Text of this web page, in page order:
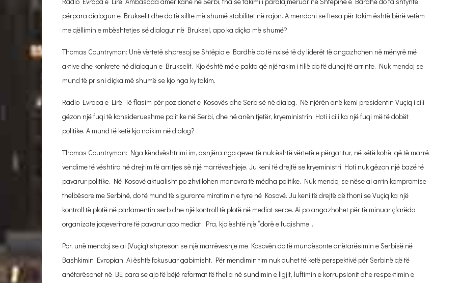
përpara dialogun e Brukselit dhe do të sillte më shumë stabilitet në rajon. A mendoni se ftesa për takim është bërë vetëm
me qëllimin e mbështetjes së dialogut në Bruksel, apo ka diçka më shumë?
Thomas Countryman: Unë vërtetë shpresoj se Shtëpia e Bardhë do të nxisë të dy liderët të angazhohen në mënyrë më
aktive dhe konkrete në dialogun e Brukselit. Kjo është më e pakta që një takim i tillë do të duhej të arrinte. Nuk mendoj se
mund të prisni diçka më shumë se kjo nga ky takim.
Radio Evropa e Lirë: Të flasim për pozicionet e Kosovës dhe Serbisë në dialog. Në njërën anë kemi presidentin Vuçiq i cili
gëzon një fuqi të konsiderueshme politike në Serbi, dhe në anën tjetër, kryeministrin Hoti i cili ka një fuqi më të dobët
politike. A mund të ketë kjo ndikim në dialog?
Thomas Countryman: Nga këndvështrimi im, asnjëra nga qeveritë nuk është vërtetë e përgatitur, në këtë kohë, që të marrë
vendime të vështira në drejtim të arritjes së një marrëveshjeje. Ju keni të drejtë se kryeministri Hoti nuk gëzon një bazë të
pavarur politike. Në Kosovë aktualisht po zhvillohen manovra të mëdha politike. Nuk mendoj se nëse ai arrin kompromise
thelbësore me Serbinë, do të mund të siguronte miratimin e tyre në Kosovë. Ju keni të drejtë që thoni se Vuçiq ka një
kontroll të plotë në parlamentin serb dhe një kontroll të plotë në mediat serbe. Ai po angazhohet për të minuar çfarëdo
organizate joqeveritare të pavarur apo mediat. Pra, kjo është një “dorë e fuqishme”.
Por, unë mendoj se ai (Vuçiq) shpreson se një marrëveshje me Kosovën do të mundësonte anëtarësimin e Serbisë në
Bashkimin Evropian. Ai është fokusuar gabimisht. Për mendimin tim nuk duhet të ketë perspektivë për Serbinë që të
anëtarësohet në BE para se ajo të bëjë reformat të thella në sundimin e ligjit, luftimin e korrupsionit dhe respektimin e